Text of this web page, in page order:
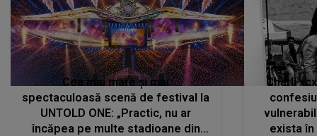
Cea mai mare și mai
spectaculoasă scenă de festival la
UNTOLD ONE: „Practic, nu ar
încăpea pe multe stadioane din
Charli
exista